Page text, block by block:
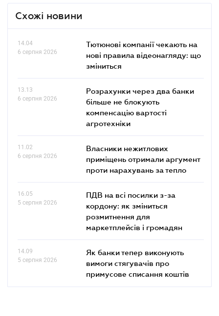
Схожі новини
14.04
6 серпня 2026
Тютюнові компанії чекають на
нові правила відеонагляду: що
зміниться
13.13
6 серпня 2026
Розрахунки через два банки
більше не блокують
компенсацію вартості
агротехніки
11.02
6 серпня 2026
Власники нежитлових
приміщень отримали аргумент
проти нарахувань за тепло
16.05
5 серпня 2026
ПДВ на всі посилки з-за
кордону: як зміниться
розмитнення для
маркетплейсів і громадян
14.09
5 серпня 2026
Як банки тепер виконують
вимоги стягувачів про
примусове списання коштів